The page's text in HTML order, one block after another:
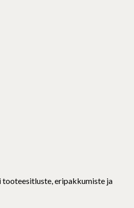
tooteesitluste, eripakkumiste ja